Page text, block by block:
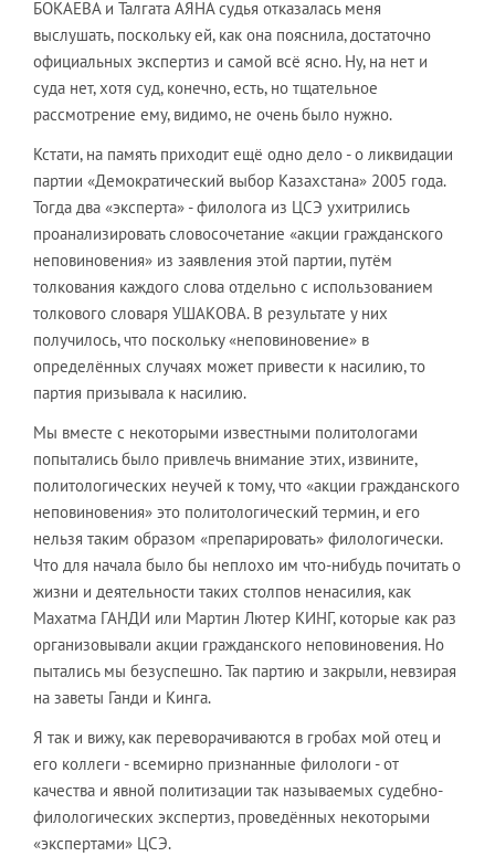
БОКАЕВА и Талгата АЯНА судья отказалась меня
выслушать, поскольку ей, как она пояснила, достаточно
официальных экспертиз и самой всё ясно. Ну, на нет и
суда нет, хотя суд, конечно, есть, но тщательное
рассмотрение ему, видимо, не очень было нужно.
Кстати, на память приходит ещё одно дело - о ликвидации
партии «Демократический выбор Казахстана» 2005 года.
Тогда два «эксперта» - филолога из ЦСЭ ухитрились
проанализировать словосочетание «акции гражданского
неповиновения» из заявления этой партии, путём
толкования каждого слова отдельно с использованием
толкового словаря УШАКОВА. В результате у них
получилось, что поскольку «неповиновение» в
определённых случаях может привести к насилию, то
партия призывала к насилию.
Мы вместе с некоторыми известными политологами
попытались было привлечь внимание этих, извините,
политологических неучей к тому, что «акции гражданского
неповиновения» это политологический термин, и его
нельзя таким образом «препарировать» филологически.
Что для начала было бы неплохо им что-нибудь почитать о
жизни и деятельности таких столпов ненасилия, как
Махатма ГАНДИ или Мартин Лютер КИНГ, которые как раз
организовывали акции гражданского неповиновения. Но
пытались мы безуспешно. Так партию и закрыли, невзирая
на заветы Ганди и Кинга.
Я так и вижу, как переворачиваются в гробах мой отец и
его коллеги - всемирно признанные филологи - от
качества и явной политизации так называемых судебно-
филологических экспертиз, проведённых некоторыми
«экспертами» ЦСЭ.